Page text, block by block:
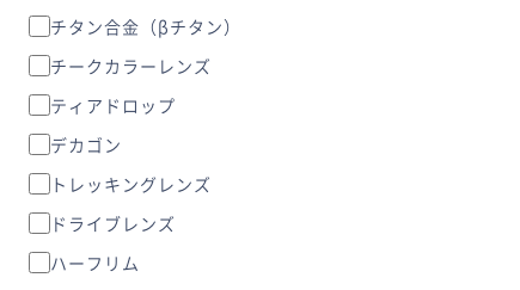
チタン合金（βチタン）
チークカラーレンズ
ティアドロップ
デカゴン
トレッキングレンズ
ドライブレンズ
ハーフリム